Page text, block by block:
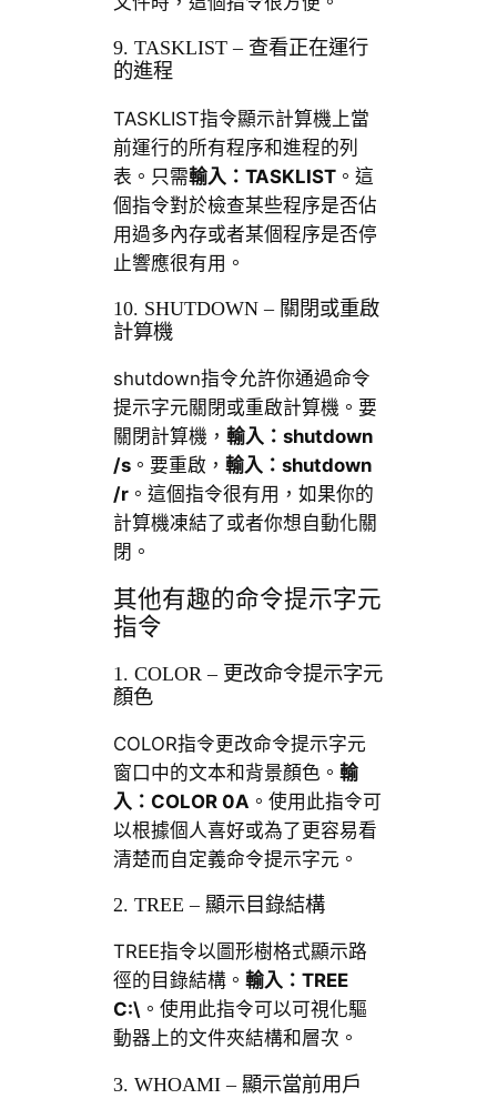
9. TASKLIST – 查看正在運行
的進程
TASKLIST指令顯示計算機上當
前運行的所有程序和進程的列
表。只需輸入： TASKLIST。這
個指令對於檢查某些程序是否佔
用過多內存或者某個程序是否停
止響應很有用。
10. SHUTDOWN – 關閉或重啟
計算機
shutdown指令允許你通過命令
提示字元關閉或重啟計算機。要
關閉計算機， 輸入：shutdown
/s。要重啟， 輸入：shutdown
/r。這個指令很有用，如果你的
計算機凍結了或者你想自動化關
閉。
其他有趣的命令提示字元
指令
1. COLOR – 更改命令提示字元
顏色
COLOR指令更改命令提示字元
窗口中的文本和背景顏色。 輸
入： COLOR 0A 。使用此指令可
以根據個人喜好或為了更容易看
清楚而自定義命令提示字元。
2. TREE – 顯示目錄結構
TREE指令以圖形樹格式顯示路
徑的目錄結構。 輸入： TREE
C:\ 。使用此指令可以可視化驅
動器上的文件夾結構和層次。
3. WHOAMI – 顯示當前用戶